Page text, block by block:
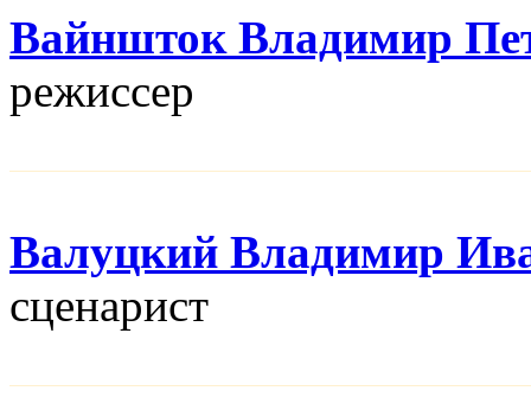
Вайншток Владимир
режисcер
Валуцкий Владимир
сценарист